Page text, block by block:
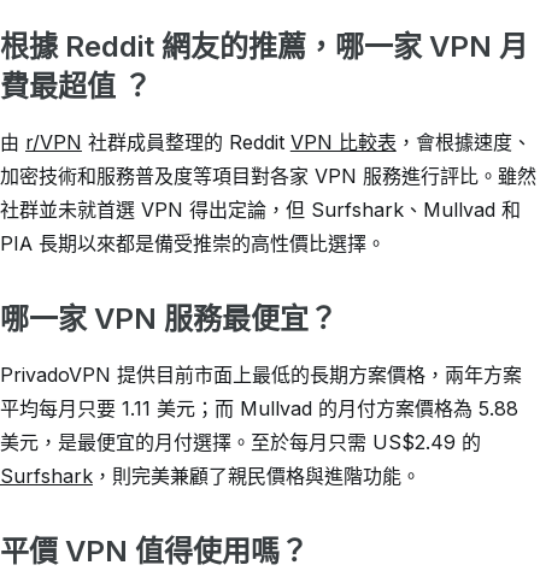
根據 Reddit 網友的推薦，哪一家 VPN 月
費最超值 ？
由 r/VPN 社群成員整理的 Reddit VPN 比較表 ，會根據速度、
加密技術和服務普及度等項目對各家 VPN 服務進行評比。雖然
社群並未就首選 VPN 得出定論，但 Surfshark、Mullvad 和
PIA 長期以來都是備受推崇的高性價比選擇。
哪一家 VPN 服務最便宜？
PrivadoVPN 提供目前市面上最低的長期方案價格，兩年方案
平均每月只要 1.11 美元；而 Mullvad 的月付方案價格為 5.88
美元，是最便宜的月付選擇。至於每月只需 US$2.49 的
Surfshark，則完美兼顧了親民價格與進階功能。
平價 VPN 值得使用嗎？